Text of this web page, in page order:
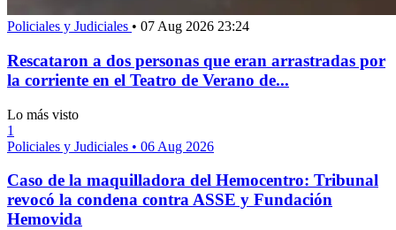
Policiales y Judiciales • 07 Aug 2026 23:24
Rescataron a dos personas que eran arrastradas por
la corriente en el Teatro de Verano de...
Lo más visto
1
Policiales y Judiciales • 06 Aug 2026
Caso de la maquilladora del Hemocentro: Tribunal
revocó la condena contra ASSE y Fundación
Hemovida